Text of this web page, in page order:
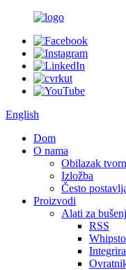
English
Dom
O nama
Obilazak
Izložba
Često
Proizvodi
Alati za
RSS